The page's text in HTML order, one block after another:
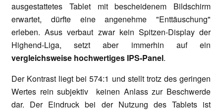
ausgestattetes Tablet mit bescheidenem Bildschirm
erwartet, dürfte eine angenehme "Enttäuschung"
erleben. Asus verbaut zwar kein Spitzen-Display der
Highend-Liga, setzt aber immerhin auf ein
vergleichsweise hochwertiges IPS-Panel.
Der Kontrast liegt bei 574:1 und stellt trotz des geringen
Wertes rein subjektiv keinen Anlass zur Beschwerde
dar. Der Eindruck bei der Nutzung des Tablets ist